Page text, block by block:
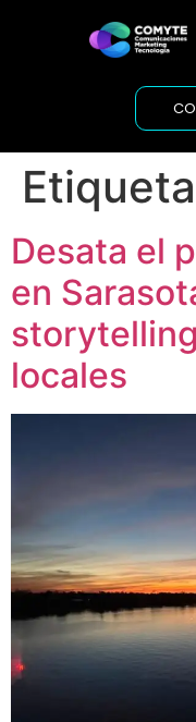
Desata el
en
locales